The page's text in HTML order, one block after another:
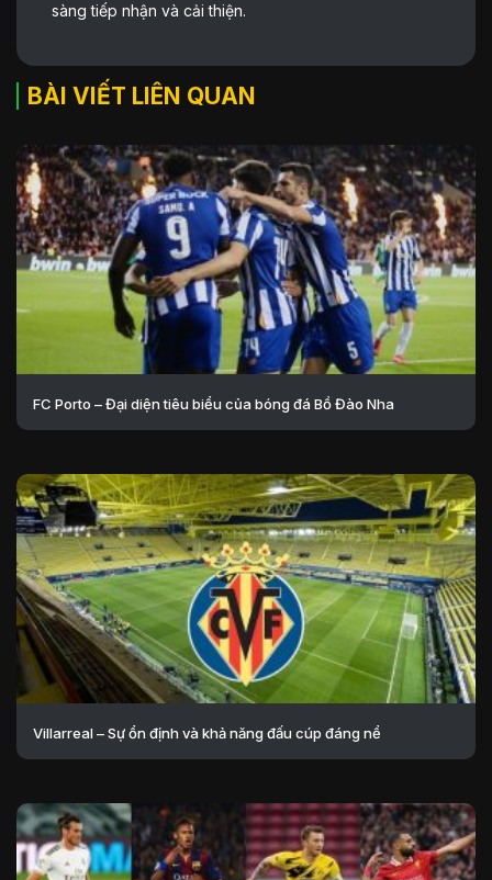
sàng tiếp nhận và cải thiện.
BÀI VIẾT LIÊN QUAN
FC Porto – Đại diện tiêu biểu của bóng đá Bồ Đào Nha
Villarreal – Sự ổn định và khả năng đấu cúp đáng nể